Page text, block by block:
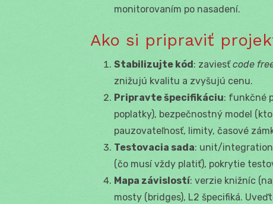
monitorovaním po nasadení.
Ako si pripraviť
Stabilizujte kód : zaviesťcode
znižujú kvalitu a zvyšujú cenu.
Pripravte špecifikáciu: funkčné
poplatky), bezpečnostný model
pauzovateľnosť, limity, časové
Testovacia sada: unit/integration
(čo musí vždy platiť), pokrytie
Mapa závislostí: verzie knižníc
mosty (bridges), L2 špecifiká.